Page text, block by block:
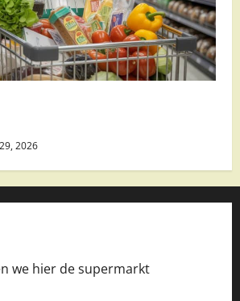
2026
we hier de supermarkt